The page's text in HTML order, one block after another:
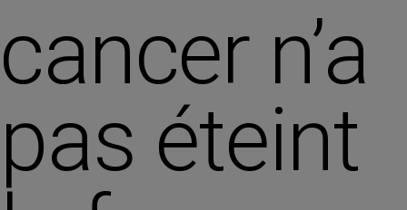
cancer n’a
pas éteint